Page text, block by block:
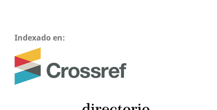
Indexado en: